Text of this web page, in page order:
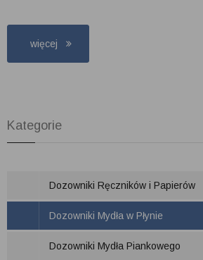
więcej
Kategorie
Dozowniki Ręczników i Papierów
Dozowniki Mydła w Płynie
Dozowniki Mydła Piankowego